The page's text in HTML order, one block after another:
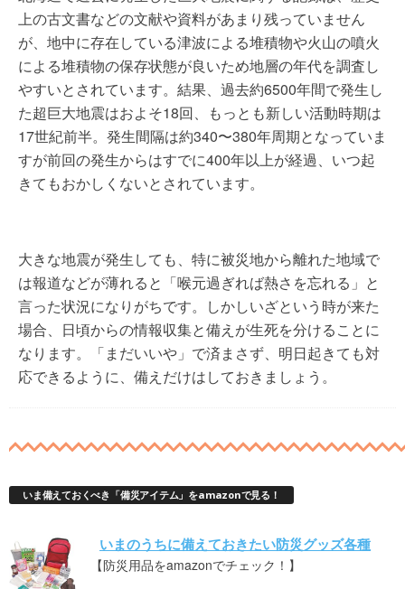
上の古文書などの文献や資料があまり残っていません
が、地中に存在している津波による堆積物や火山の噴火
による堆積物の保存状態が良いため地層の年代を調査し
やすいとされています。結果、過去約6500年間で発生し
た超巨大地震はおよそ18回、もっとも新しい活動時期は
17世紀前半。発生間隔は約340〜380年周期となっていま
すが前回の発生からはすでに400年以上が経過、いつ起
きてもおかしくないとされています。
大きな地震が発生しても、特に被災地から離れた地域で
は報道などが薄れると「喉元過ぎれば熱さを忘れる」と
言った状況になりがちです。しかしいざという時が来た
場合、日頃からの情報収集と備えが生死を分けることに
なります。「まだいいや」で済まさず、明日起きても対
応できるように、備えだけはしておきましょう。
いま備えておくべき「備災アイテム」をamazonで見る！
いまのうちに備えておきたい防災グッズ各種
【防災用品をamazonでチェック！】